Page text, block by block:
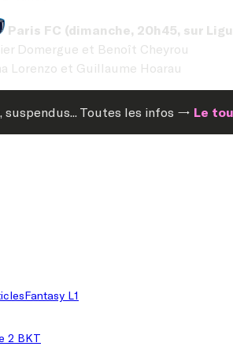
Paris FC (dimanche, 20h45, sur
Domergue et Benoît Cheyrou
Lorenzo et Guillaume Hoarau
suspendus... Toutes les infos → Le
Fantasy L1
2 BKT